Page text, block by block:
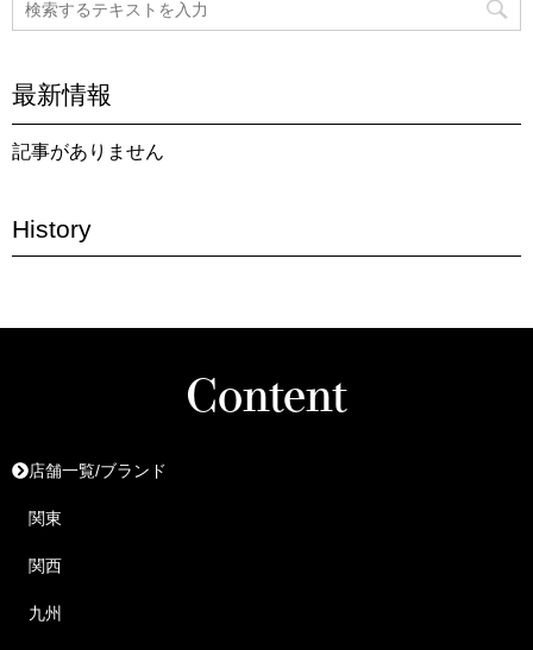
最新情報
記事がありません
History
Content
店舗一覧/ブランド
関東
関西
九州